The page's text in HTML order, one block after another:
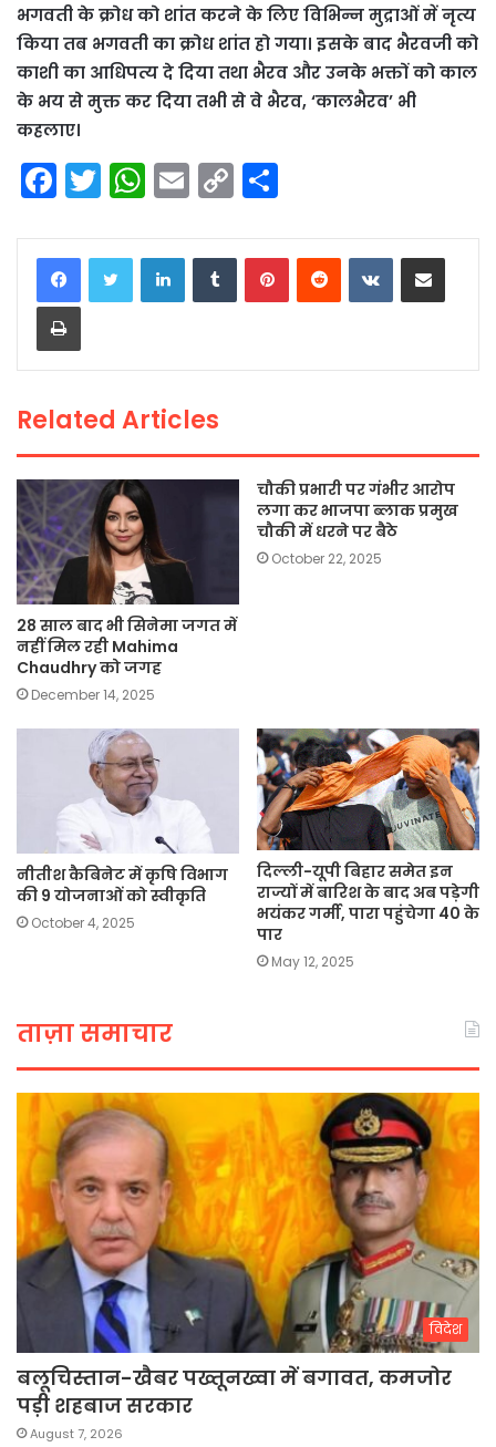
भगवती के क्रोध को शांत करने के लिए विभिन्न मुद्राओं में नृत्य
किया तब भगवती का क्रोध शांत हो गया। इसके बाद भैरवजी को
काशी का आधिपत्य दे दिया तथा भैरव और उनके भक्तों को काल
के भय से मुक्त कर दिया तभी से वे भैरव, ‘कालभैरव’ भी
कहलाए।
F
a
c
e
b
o
k
T
w
itt
er
W
h
a
ts
p
E
m
ai
C
o
p
n
ar
LinkedInTumblrPinterestReddit VKontakteShare via Email
Print
Related Articles
28 साल बाद भी सिनेमा जगत में
नहीं मिल रही Mahima
Chaudhry को जगह
December 14, 2025
चौकी प्रभारी पर गंभीर आरोप
लगा कर भाजपा ब्लाक प्रमुख
चौकी में धरने पर बैठे
October 22, 2025
नीतीश कैबिनेट में कृषि विभाग
की 9 योजनाओं को स्वीकृति
October 4, 2025
दिल्ली-यूपी बिहार समेत इन
राज्यों में बारिश के बाद अब पड़ेगी
भयंकर गर्मी, पारा पहुंचेगा 40 के
पार
May 12, 2025
ताज़ा समाचार
विदेश
बलूचिस्तान-खैबर पख्तूनख्वा में बगावत, कमजोर
पड़ी शहबाज सरकार
August 7, 2026